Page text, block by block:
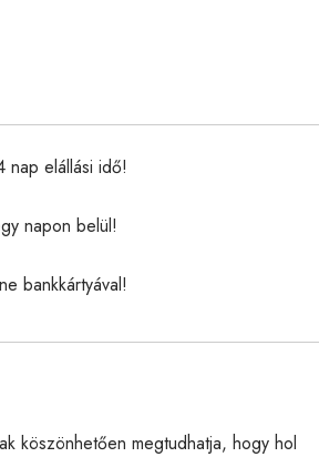
nap elállási idő!
napon belül!
bankkártyával!
köszönhetően megtudhatja, hogy hol